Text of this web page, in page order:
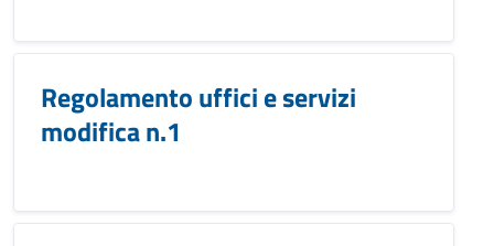
Regolamento uffici e servizi
modifica n.1